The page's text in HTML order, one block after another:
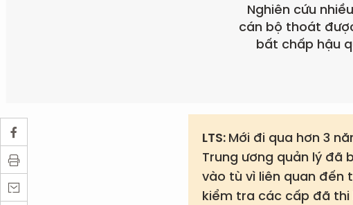
Nghiên cứu
cán bộ thoát
bất chấp hậu
LTS: Mới đi qua hơn 3
Trung ương quản lý đã
vào tù vì liên quan đến
kiểm tra các cấp đã thi